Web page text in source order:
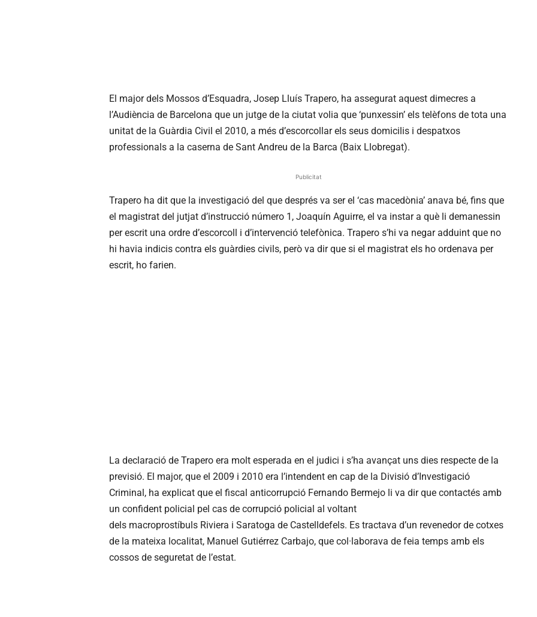
El major dels Mossos d’Esquadra, Josep Lluís Trapero, ha assegurat aquest dimecres a
l’Audiència de Barcelona que un jutge de la ciutat volia que ‘punxessin’ els telèfons de tota una
unitat de la Guàrdia Civil el 2010, a més d’escorcollar els seus domicilis i despatxos
professionals a la caserna de Sant Andreu de la Barca (Baix Llobregat).
Publicitat
Trapero ha dit que la investigació del que després va ser el ‘cas macedònia’ anava bé, fins que
el magistrat del jutjat d’instrucció número 1, Joaquín Aguirre, el va instar a què li demanessin
per escrit una ordre d’escorcoll i d’intervenció telefònica. Trapero s’hi va negar adduint que no
hi havia indicis contra els guàrdies civils, però va dir que si el magistrat els ho ordenava per
escrit, ho farien.
La declaració de Trapero era molt esperada en el judici i s’ha avançat uns dies respecte de la
previsió. El major, que el 2009 i 2010 era l’intendent en cap de la Divisió d’Investigació
Criminal, ha explicat que el fiscal anticorrupció Fernando Bermejo li va dir que contactés amb
un confident policial pel cas de corrupció policial al voltant
dels macroprostíbuls Riviera i Saratoga de Castelldefels. Es tractava d’un revenedor de cotxes
de la mateixa localitat, Manuel Gutiérrez Carbajo, que col·laborava de feia temps amb els
cossos de seguretat de l’estat.